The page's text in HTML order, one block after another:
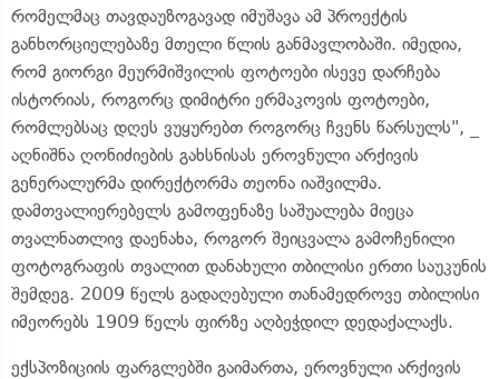
რომელმაც თავდაუზოგავად იმუშავა ამ პროექტის
განხორციელებაზე მთელი წლის განმავლობაში. იმედია,
რომ გიორგი მეურმიშვილის ფოტოები ისევე დარჩება
ისტორიას, როგორც დიმიტრი ერმაკოვის ფოტოები,
რომლებსაც დღეს ვუყურებთ როგორც ჩვენს წარსულს", _
აღნიშნა ღონიძიების გახსნისას ეროვნული არქივის
გენერალურმა დირექტორმა თეონა იაშვილმა.
დამთვალიერებელს გამოფენაზე საშუალება მიეცა
თვალნათლივ დაენახა, როგორ შეიცვალა გამოჩენილი
ფოტოგრაფის თვალით დანახული თბილისი ერთი საუკუნის
შემდეგ. 2009 წელს გადაღებული თანამედროვე თბილისი
იმეორებს 1909 წელს ფირზე აღბეჭდილ დედაქალაქს.
ექსპოზიციის ფარგლებში გაიმართა, ეროვნული არქივის